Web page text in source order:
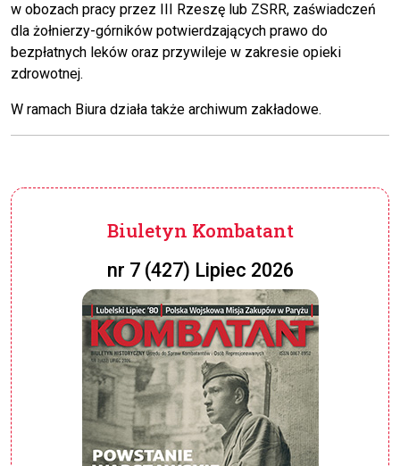
w obozach pracy przez III Rzeszę lub ZSRR, zaświadczeń
dla żołnierzy-górników potwierdzających prawo do
bezpłatnych leków oraz przywileje w zakresie opieki
zdrowotnej.
W ramach Biura działa także archiwum zakładowe.
Biuletyn Kombatant
nr 7 (427) Lipiec 2026